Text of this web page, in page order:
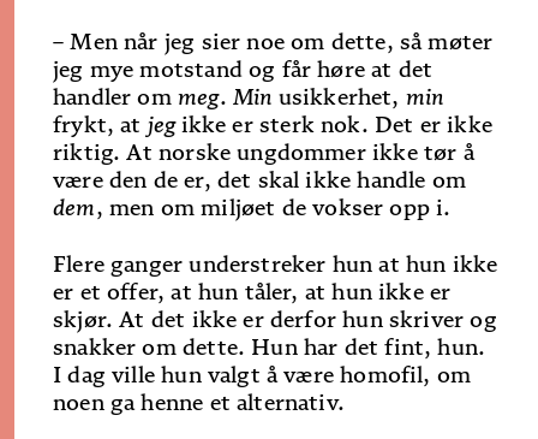
– Men når jeg sier noe om dette, så møter
jeg mye motstand og får høre at det
handler om meg. Min usikkerhet, min
frykt, at jeg ikke er sterk nok. Det er ikke
riktig. At norske ungdommer ikke tør å
være den de er, det skal ikke handle om
dem, men om miljøet de vokser opp i.
Flere ganger understreker hun at hun ikke
er et offer, at hun tåler, at hun ikke er
skjør. At det ikke er derfor hun skriver og
snakker om dette. Hun har det fint, hun.
I dag ville hun valgt å være homofil, om
noen ga henne et alternativ.